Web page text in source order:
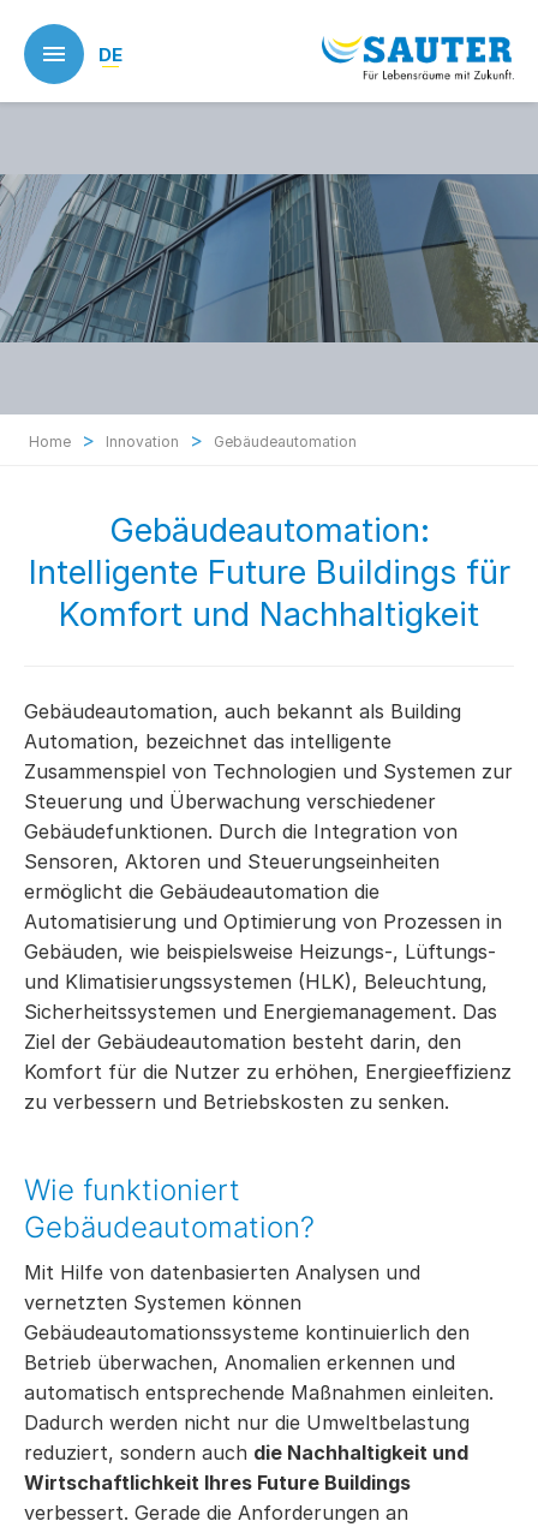
main
content
DE
Home > Innovation > Gebäudeautomation
Gebäudeautomation:
Intelligente Future Buildings für
Komfort und Nachhaltigkeit
Gebäudeautomation, auch bekannt als Building
Automation, bezeichnet das intelligente
Zusammenspiel von Technologien und Systemen zur
Steuerung und Überwachung verschiedener
Gebäudefunktionen. Durch die Integration von
Sensoren, Aktoren und Steuerungseinheiten
ermöglicht die Gebäudeautomation die
Automatisierung und Optimierung von Prozessen in
Gebäuden, wie beispielsweise Heizungs-, Lüftungs-
und Klimatisierungssystemen (HLK), Beleuchtung,
Sicherheitssystemen und Energiemanagement. Das
Ziel der Gebäudeautomation besteht darin, den
Komfort für die Nutzer zu erhöhen, Energieeffizienz
zu verbessern und Betriebskosten zu senken.
Wie funktioniert
Gebäudeautomation?
Mit Hilfe von datenbasierten Analysen und
vernetzten Systemen können
Gebäudeautomationssysteme kontinuierlich den
Betrieb überwachen, Anomalien erkennen und
automatisch entsprechende Maßnahmen einleiten.
Dadurch werden nicht nur die Umweltbelastung
reduziert, sondern auch die Nachhaltigkeit und
Wirtschaftlichkeit Ihres Future Buildings
verbessert. Gerade die Anforderungen an